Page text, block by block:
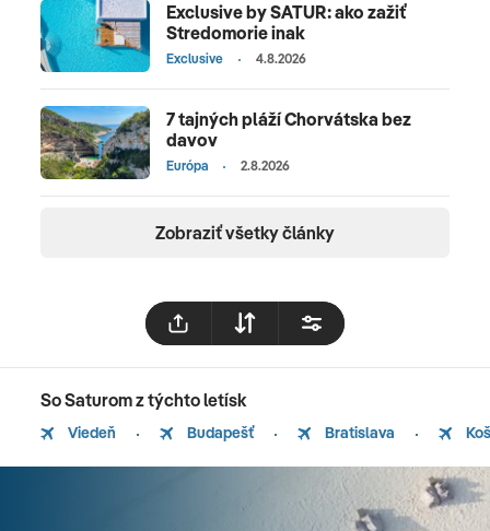
Exclusive by SATUR: ako zažiť
Stredomorie inak
Exclusive 4.8.2026
7 tajných pláží Chorvátska bez
davov
Európa 2.8.2026
Zobraziť všetky články
So Saturom z týchto letísk
Viedeň Budapešť Bratislava